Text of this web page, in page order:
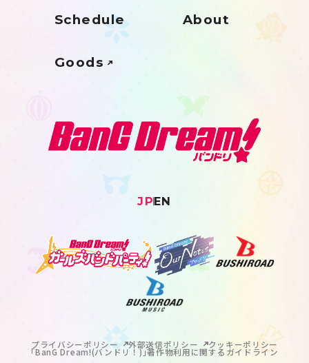
Schedule About
Goods
JPEN
プライバシーポリシー 外部送信ポリシー クッキーポリシー
｢BanG Dream!(バンドリ！)｣著作物利用に関するガイドライン